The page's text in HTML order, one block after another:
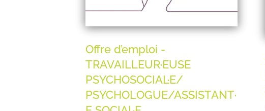
Offre d’emploi -
TRAVAILLEUR·EUSE
PSYCHOSOCIAL·E/
PSYCHOLOGUE/ASSISTANT·